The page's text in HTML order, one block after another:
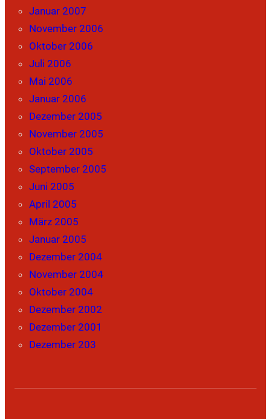
Januar 2007
November 2006
Oktober 2006
Juli 2006
Mai 2006
Januar 2006
Dezember 2005
November 2005
Oktober 2005
September 2005
Juni 2005
April 2005
März 2005
Januar 2005
Dezember 2004
November 2004
Oktober 2004
Dezember 2002
Dezember 2001
Dezember 203